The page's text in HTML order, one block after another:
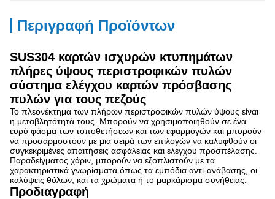
Περιγραφή Προϊόντων
SUS304 καρτών ισχυρών κτυπημάτων
πλήρες ύψους περιστροφικών πυλών
σύστημα ελέγχου καρτών πρόσβασης
πυλών για τους πεζούς
Το πλεονέκτημα των πλήρων περιστροφικών πυλών ύψους είναι
η μεταβλητότητά τους. Μπορούν να χρησιμοποιηθούν σε ένα
ευρύ φάσμα των τοποθετήσεων και των εφαρμογών και μπορούν
να προσαρμοστούν με μια σειρά των επιλογών να καλυφθούν οι
συγκεκριμένες απαιτήσεις ασφάλειας και ελέγχου προσπέλασης.
Παραδείγματος χάριν, μπορούν να εξοπλιστούν με τα
χαρακτηριστικά γνωρίσματα όπως τα εμπόδια αντι-ανάβασης, οι
καλύψεις θόλων, και τα χρώματα ή το μαρκάρισμα συνήθειας.
Προδιαγραφή